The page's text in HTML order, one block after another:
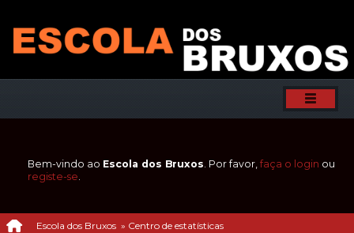
Bem-vindo ao Escola dos Bruxos. Por favor, faça o login ou
registe-se.
Escola dos Bruxos » Centro de estatísticas